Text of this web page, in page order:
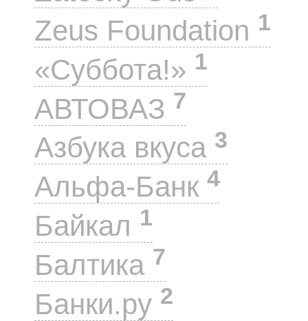
Zeus Foundation 1
«Суббота!» 1
АВТОВАЗ 7
Азбука вкуса 3
Альфа-Банк 4
Байкал 1
Балтика 7
Банки.ру 2